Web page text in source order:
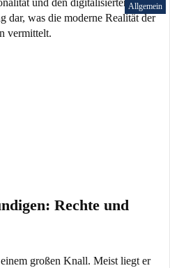
Allgemein
Rechte und
großen Knall. Meist liegt er